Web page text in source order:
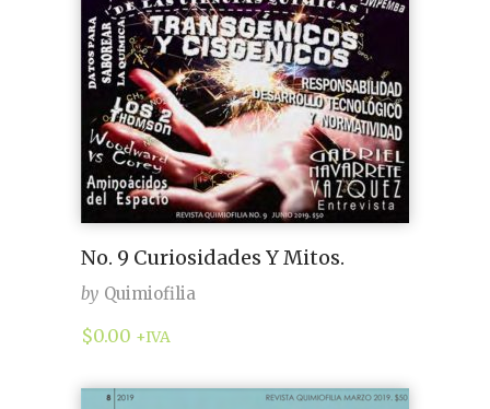
No. 9 Curiosidades Y Mitos.
by Quimiofilia
$0.00 +IVA